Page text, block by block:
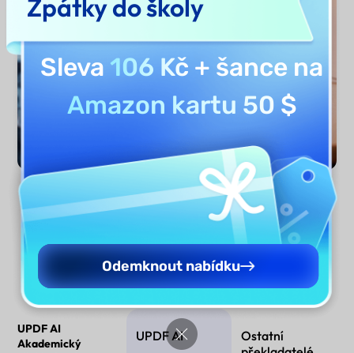
UPDF AI
Akademický
UPDF AI
Ostatní
Zpátky do školy
Sleva 106 Kč + šance na
Amazon kartu 50 $
Odemknout nabídku